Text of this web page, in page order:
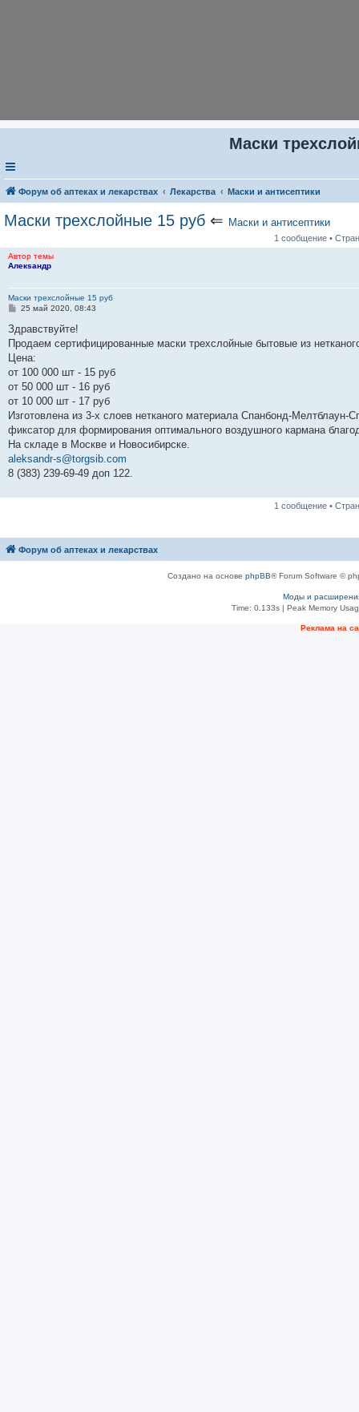
Маски
Форум об аптеках и лекарствах Лекарства Маски и антисептики
Маски трехслойные 15 руб ⇐ Маски и антисептики
1 сообщение •
Автор темы
Алекsандр
Маски трехслойные 15 руб
С
о
б
щ
е
е
25 май 2020, 08:43
Здравствуйте!
Продаем сертифицированные маски трехслойные бытовые из
Цена:
от 100 000 шт - 15 руб
от 50 000 шт - 16 руб
от 10 000 шт - 17 руб
Изготовлена из 3-х слоев нетканого материала Спанбонд-Мелтблаун-
фиксатор для формирования оптимального воздушного кармана
На складе в Москве и Новосибирске.
aleksandr-s@torgsib.com
8 (383) 239-69-49 доп 122.
1 сообщение •
Форум об аптеках и лекарствах
Создано на основе phpBB® Forum Software ©
Моды и
Time: 0.133s| Peak Memory
Рeклама на